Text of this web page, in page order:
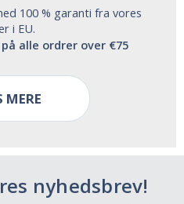
100 % garanti fra vores
i EU.
alle ordrer over €75
nyhedsbrev!